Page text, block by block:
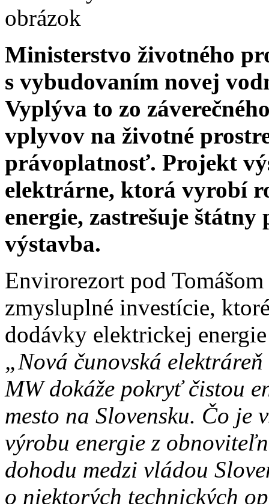
Ministerstvo životného
s vybudovaním novej
Vyplýva to zo
vplyvov na životné
právoplatnosť. Projekt
elektrárne, ktorá vyrobí
energie, zastrešuje
výstavba.
Envirorezort pod
zmysluplné investície,
dodávky elektrickej
„Nová čunovská
MW dokáže pokryť čistou
mesto na Slovensku. Čo je
výrobu energie z
dohodu medzi vládou
o niektorých technických